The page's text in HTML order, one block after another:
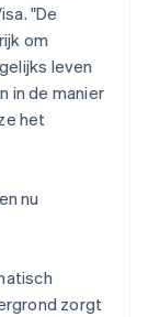
"De
om
leven
in de manier
het
nu
zorgt